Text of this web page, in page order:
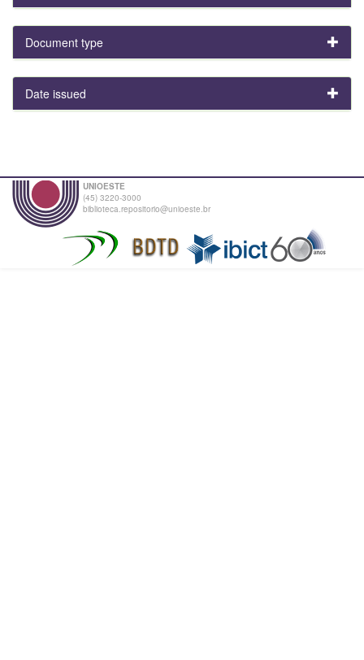
Document type
Date issued
UNIOESTE
(45) 3220-3000
biblioteca.repositorio@unioeste.br